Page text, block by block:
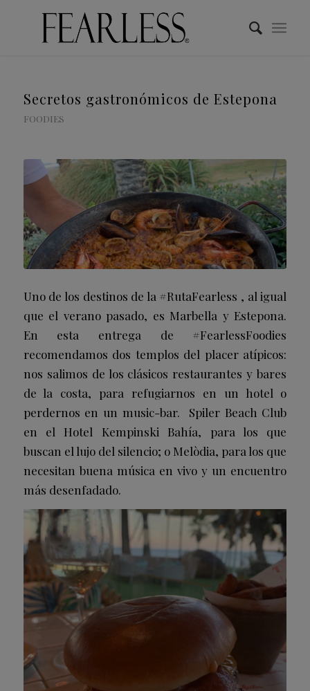
Secretos gastronómicos de Estepona
FOODIES
Uno de los destinos de la #RutaFearless , al igual
que el verano pasado, es Marbella y Estepona.
En esta entrega de #FearlessFoodies
recomendamos dos templos del placer atípicos:
nos salimos de los clásicos restaurantes y bares
de la costa, para refugiarnos en un hotel o
perdernos en un music-bar. Spiler Beach Club
en el Hotel Kempinski Bahía, para los que
buscan el lujo del silencio; o Melòdia, para los que
necesitan buena música en vivo y un encuentro
más desenfadado.